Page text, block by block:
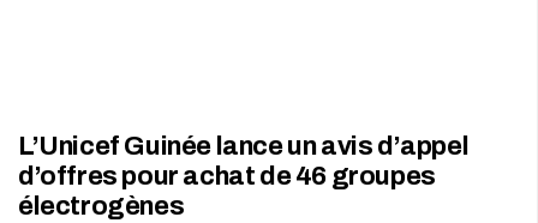
L’Unicef Guinée lance un avis d’appel
d’offres pour achat de 46 groupes
électrogènes